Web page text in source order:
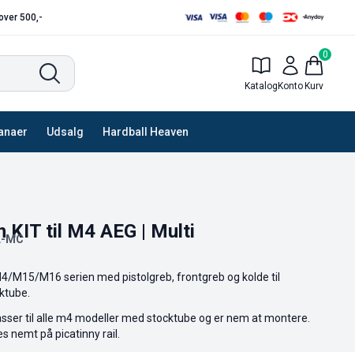
500,-
Katalog Konto
0
Kurv
Udsalg Hardball Heaven
KIT til M4 AEG | Multi
MC
M15/M16 serien med pistolgreb, frontgreb og kolde til
til alle m4 modeller med stocktube og er nem at montere.
nemt på picatinny rail.